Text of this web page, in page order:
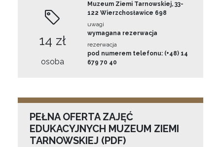
14 zł
osoba
Muzeum Ziemi Tarnowskiej, 33-
122 Wierzchosławice 698
uwagi
wymagana rezerwacja
rezerwacja
pod numerem telefonu: (+48) 14
679 70 40
PEŁNA OFERTA ZAJĘĆ
EDUKACYJNYCH MUZEUM ZIEMI
TARNOWSKIEJ (PDF)